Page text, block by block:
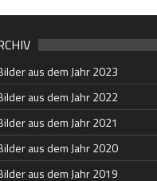
aus dem Jahr 2023
aus dem Jahr 2022
aus dem Jahr 2021
aus dem Jahr 2020
aus dem Jahr 2019